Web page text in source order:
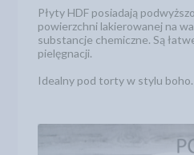
Płyty HDF posiadają
powierzchni lakierowanej na
substancje chemiczne. Są
pielęgnacji.
Idealny pod torty w stylu boho.